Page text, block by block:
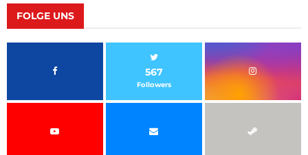
FOLGE UNS
567
Followers